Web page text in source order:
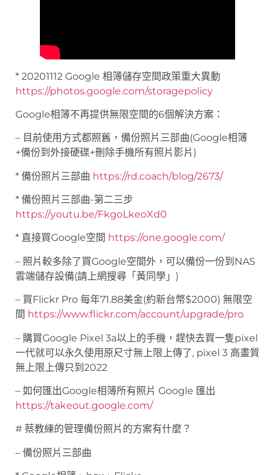
* 20201112 Google 相簿儲存空間政策重大異動
https://photos.google.com/storagepolicy
Google相簿不再提供無限空間的6個解決方案：
– 目前使用方式都照舊，備份照片三部曲(Google相簿
+備份到外接硬碟+刪除手機所有照片影片)
* 備份照片三部曲 https://rd.coach/blog/2673/
* 備份照片三部曲-第二三步
https://youtu.be/FkgoLkeoXd0
* 直接買Google空間 https://one.google.com/
– 照片較多除了買Google空間外，可以備份一份到NAS
雲端儲存設備(請上網搜尋「黃同學」)
– 買Flickr Pro 每年71.88美金(約新台幣$2000) 無限空
間 https://www.flickr.com/account/upgrade/pro
– 購買Google Pixel 3a以上的手機，趕快去買一隻pixel
一代就可以永久使用原尺寸無上限上傳了, pixel 3 高畫質
無上限上傳只到2022
– 如何匯出Google相簿所有照片 Google 匯出
https://takeout.google.com/
# 蔡教練的管理備份照片的方案有什麼？
– 備份照片三部曲